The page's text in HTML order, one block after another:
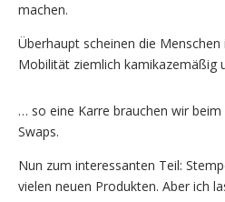
machen.
Überhaupt scheinen die
Mobilität ziemlich kamikazemäßig
… so eine Karre brauchen wir
Swaps.
Nun zum interessanten Teil:
vielen neuen Produkten. Aber ich